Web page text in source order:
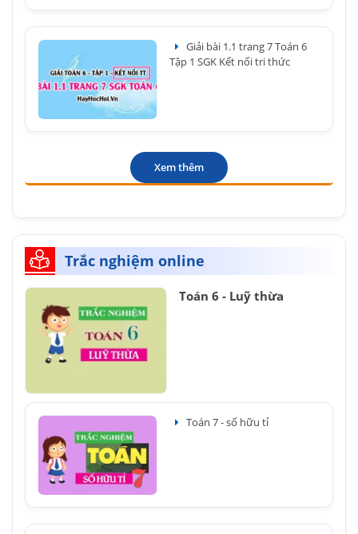
Giải bài 1.1 trang 7 Toán 6
Tập 1 SGK Kết nối tri thức
Xem thêm
Trắc nghiệm online
Toán 6 - Luỹ thừa
Toán 7 - số hữu tỉ